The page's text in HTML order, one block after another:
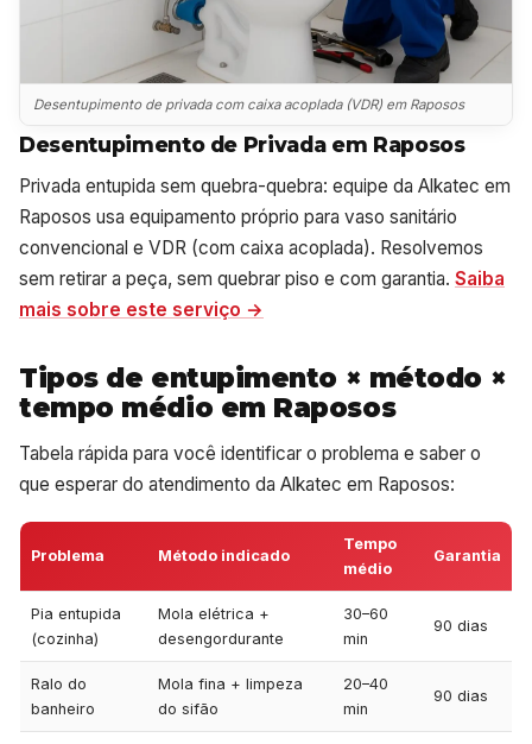
Desentupimento de privada com caixa acoplada (VDR) em Raposos
Desentupimento de Privada em Raposos
Privada entupida sem quebra-quebra: equipe da Alkatec em
Raposos usa equipamento próprio para vaso sanitário
convencional e VDR (com caixa acoplada). Resolvemos
sem retirar a peça, sem quebrar piso e com garantia. Saiba
mais sobre este serviço →
Tipos de entupimento × método ×
tempo médio em Raposos
Tabela rápida para você identificar o problema e saber o
que esperar do atendimento da Alkatec em Raposos:
Problema Método indicado
Tempo
médio
Garantia
Pia entupida
(cozinha)
Mola elétrica +
desengordurante
30–60
min
90 dias
Ralo do
banheiro
Mola fina + limpeza
do sifão
20–40
min
90 dias